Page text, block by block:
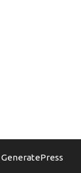
GeneratePress